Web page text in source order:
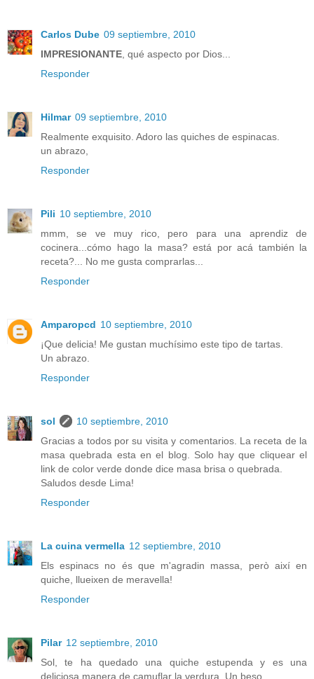
Carlos Dube 09 septiembre, 2010
IMPRESIONANTE , qué aspecto por Dios...
Responder
Hilmar 09 septiembre, 2010
Realmente exquisito. Adoro las quiches de espinacas.
un abrazo,
Responder
Pili 10 septiembre, 2010
mmm, se ve muy rico, pero para una aprendiz de
cocinera...cómo hago la masa? está por acá también la
receta?... No me gusta comprarlas...
Responder
Amparopcd 10 septiembre, 2010
¡Que delicia! Me gustan muchísimo este tipo de tartas.
Un abrazo.
Responder
sol
10 septiembre, 2010
Gracias a todos por su visita y comentarios. La receta de la
masa quebrada esta en el blog. Solo hay que cliquear el
link de color verde donde dice masa brisa o quebrada.
Saludos desde Lima!
Responder
La cuina vermella 12 septiembre, 2010
Els espinacs no és que m'agradin massa, però així en
quiche, llueixen de meravella!
Responder
Pilar 12 septiembre, 2010
Sol, te ha quedado una quiche estupenda y es una
deliciosa manera de camuflar la verdura. Un beso